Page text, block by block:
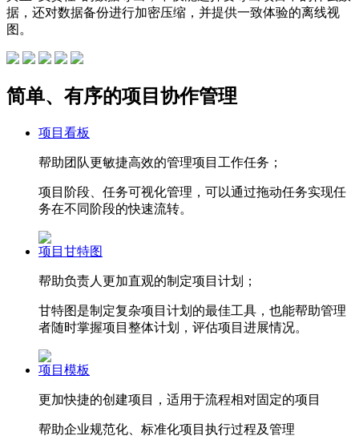
据，还对数据备份进行加密压缩，并提供一致体验的离线视
图。
简单、有序的项目协作管理
项目看板
帮助团队更敏捷高效的管理项目工作任务；
项目阶段、任务可视化管理，可以通过拖动任务实现任
务在不同阶段的快速流转。
项目甘特图
帮助负责人更加直观的制定项目计划；
甘特图是制定复杂项目计划的最佳工具，也能帮助管理
者随时掌握项目整体计划，评估项目进展情况。
项目模板
更加快捷的创建项目，适用于流程相对固定的项目
帮助企业规范化、标准化项目执行过程及管理